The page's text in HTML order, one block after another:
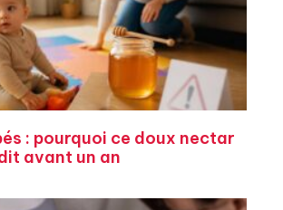
: pourquoi ce doux nectar
avant un an